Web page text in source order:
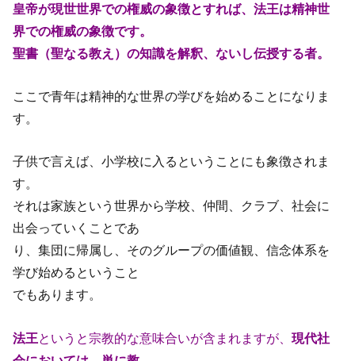
皇帝が現世世界での権威の象徴とすれば、法王は精神世
界での権威の象徴です。
聖書（聖なる教え）の知識を解釈、ないし伝授する者。
ここで青年は精神的な世界の学びを始めることになりま
す。
子供で言えば、小学校に入るということにも象徴されま
す。
それは家族という世界から学校、仲間、クラブ、社会に
出会っていくことであ
り、集団に帰属し、そのグループの価値観、信念体系を
学び始めるということ
でもあります。
法王というと宗教的な意味合いが含まれますが、現代社